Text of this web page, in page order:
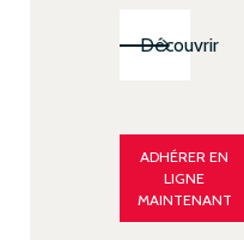
Découvrir
ADHÉRER EN
LIGNE
MAINTENANT